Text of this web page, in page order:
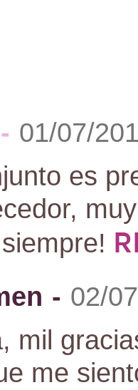
- 01/07/
es
- 02/
mil
me